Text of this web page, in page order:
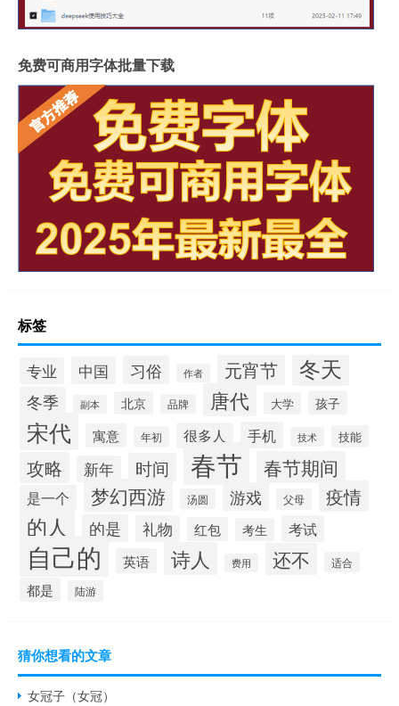
免费可商用字体批量下载
标签
专业 中国 习俗 作者 元宵节 冬天
冬季 副本 北京 品牌 唐代 大学 孩子
宋代 寓意 年初 很多人 手机 技术 技能
攻略 新年 时间 春节 春节期间
是一个 梦幻西游 汤圆 游戏 父母 疫情
的人 的是 礼物 红包 考生 考试
自己的 英语 诗人 费用 还不 适合
都是 陆游
猜你想看的文章
女冠子（女冠）